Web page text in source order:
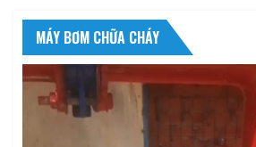
MÁY BƠM CHỮA CHÁY
Trình
chơi